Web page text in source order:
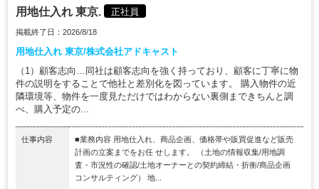
用地仕入れ 東京. 正社員
掲載終了日：2026/8/18
用地仕入れ 東京/株式会社アドキャスト
（1）顧客志向…同社は顧客志向を強く持っており、顧客に丁寧に物
件の説明をすることで他社と差別化を図っています。 購入物件の近
隣環境等、物件を一度見ただけではわからない裏側まできちんと調
べ、購入予定の...
仕事内容
■業務内容 用地仕入れ、商品企画、価格帯や販買促進など販売
計画の立案までをお任 せします。 （土地の情報収集/用地調
査・市況性の確認/土地オーナーとの契約締結・折衝/商品企画
コンサルティング） 地...